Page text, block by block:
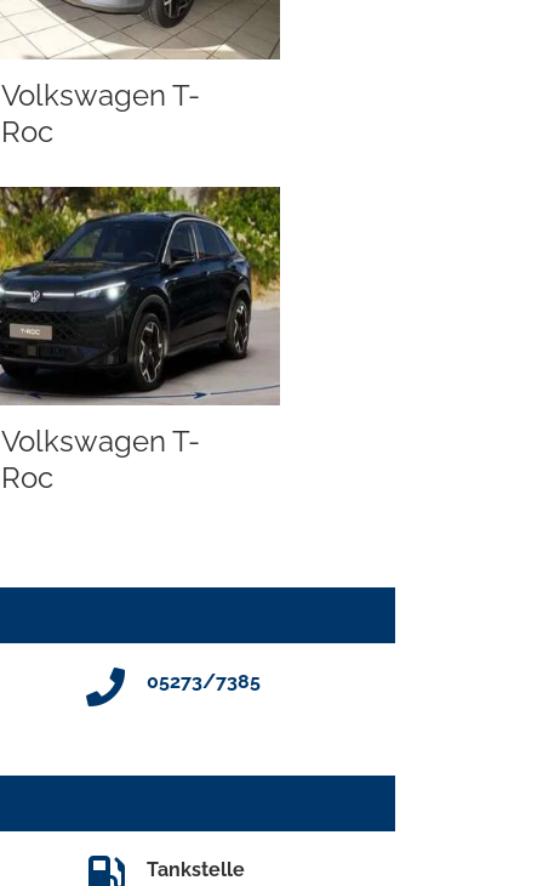
Volkswagen T-
Roc
Volkswagen T-
Roc
05273/7385
Tankstelle